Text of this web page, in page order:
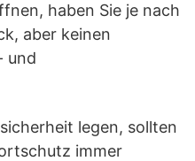
haben Sie je nach
aber keinen
und
legen, sollten
immer